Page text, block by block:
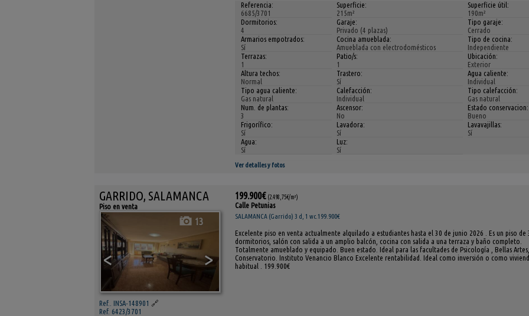
Referencia:
6685/3701
Superficie:
215m²
Superficie útil:
190m²
Dormitorios:
4
Garaje:
Privado (4 plazas)
Tipo garaje:
Cerrado
Armarios empotrados:
Sí
Cocina amueblada:
Amueblada con electrodomésticos
Tipo de cocina:
Independiente
Terrazas:
1
Patio/s:
1
Ubicación:
Exterior
Altura techos:
Normal
Trastero:
Sí
Agua caliente:
Individual
Tipo agua caliente:
Gas natural
Calefacción:
Individual
Tipo calefacción:
Gas natural
Num. de plantas:
3
Ascensor:
No
Estado conservacion:
Bueno
Frigorífico:
Sí
Lavadora:
Sí
Lavavajillas:
Sí
Agua:
Sí
Luz:
Sí
Ver detalles y fotos
GARRIDO, SALAMANCA
Piso en venta
< >
13
Ref.. INSA-148901 🔗
Ref. 6423/3701
199.900€ (2.498,75€/m²)
Calle Petunias
SALAMANCA (Garrido) 3 d, 1 wc.199.900€
Excelente piso en venta actualmente alquilado a estudiantes hasta el 30 de junio 2026 . Es un piso de
dormitorios, salón con salida a un amplio balcón, cocina con salida a una terraza y baño completo.
Totalmente amueblado y equipado. Buen estado. Ideal para las facultades de Psicología , Bellas Artes,
Conservatorio. Instituto Venancio Blanco Excelente rentabilidad. Ideal como inversión o como
habitual . 199.900€